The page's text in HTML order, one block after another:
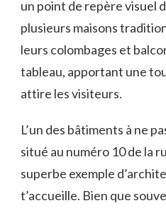
un point de repère visuel
plusieurs maisons
leurs colombages et
tableau, apportant une
attire les visiteurs.
L’un des bâtiments à ne
situé au numéro 10 de la
superbe exemple
t’accueille. Bien que